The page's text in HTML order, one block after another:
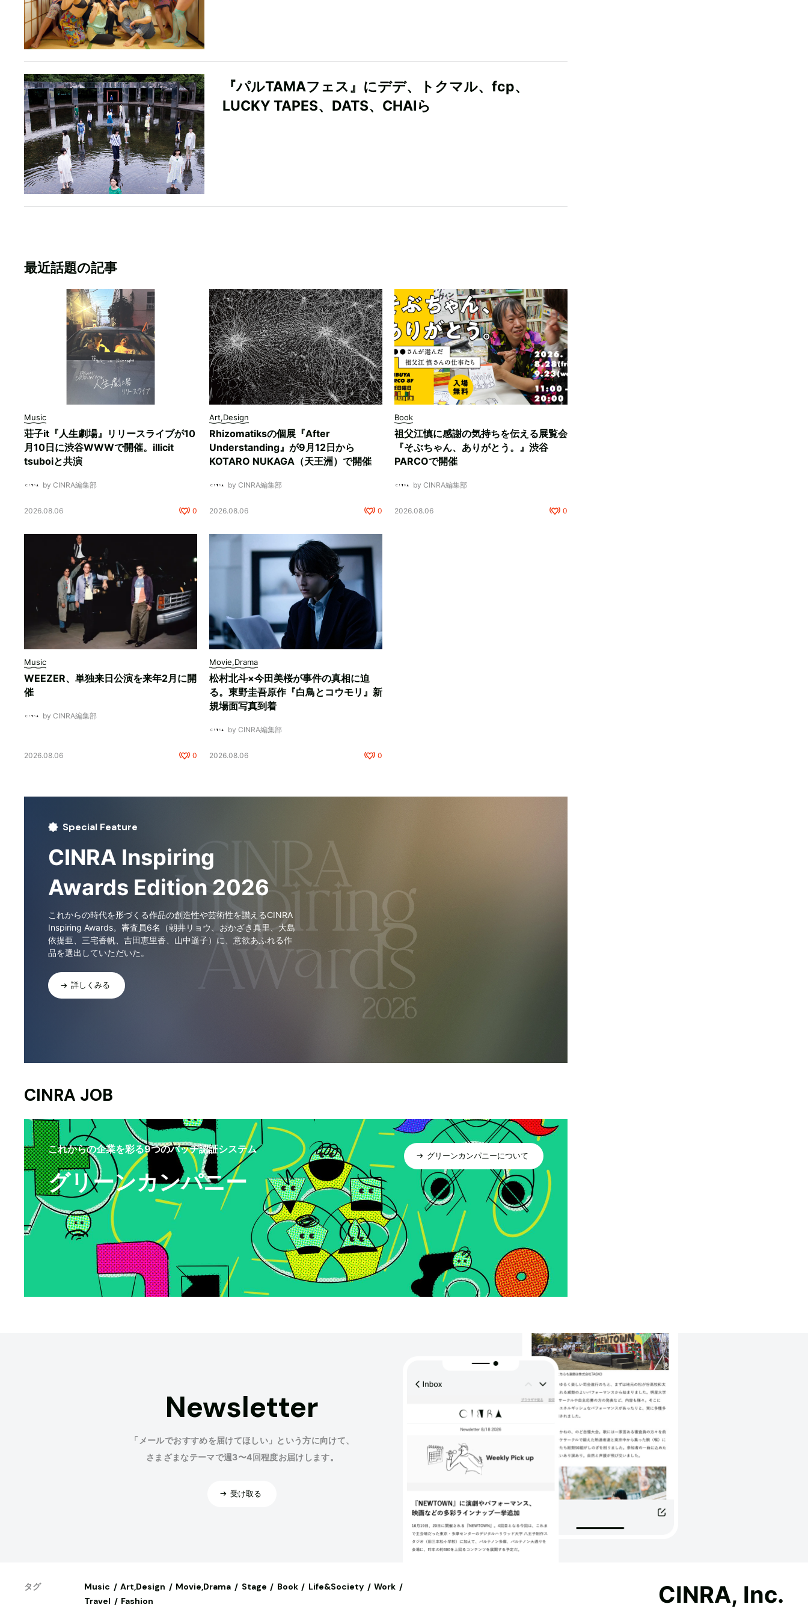
『パルTAMAフェス』にデデ、トクマル、fcp、
LUCKY TAPES、DATS、CHAIら
最近話題の記事
Music
荘子it『人生劇場』リリースライブが10
月10日に渋谷WWWで開催。illicit
tsuboiと共演
by CINRA編集部
2026.08.06 0
Art,Design
Rhizomatiksの個展『After
Understanding』が9月12日から
KOTARO NUKAGA（天王洲）で開催
by CINRA編集部
2026.08.06 0
Book
祖父江慎に感謝の気持ちを伝える展覧会
『そぶちゃん、ありがとう。』渋谷
PARCOで開催
by CINRA編集部
2026.08.06 0
Music
WEEZER、単独来日公演を来年2月に開
催
by CINRA編集部
2026.08.06 0
Movie,Drama
松村北斗×今田美桜が事件の真相に迫
る。東野圭吾原作『白鳥とコウモリ』新
規場面写真到着
by CINRA編集部
2026.08.06 0
Special Feature
CINRA Inspiring
Awards Edition 2026
これからの時代を形づくる作品の創造性や芸術性を讃えるCINRA
Inspiring Awards。審査員6名（朝井リョウ、おかざき真里、大島
依提亜、三宅香帆、吉田恵里香、山中遥子）に、意欲あふれる作
品を選出していただいた。
詳しくみる
CINRA JOB
これからの企業を彩る9つのバッヂ認証システム
グリーンカンパニー
グリーンカンパニーについて
Newsletter
「メールでおすすめを届けてほしい」という方に向けて、
さまざまなテーマで週3〜4回程度お届けします。
受け取る
タグ Music Art,Design Movie,Drama Stage Book Life&Society
Work
Travel
Fashion CINRA, Inc.